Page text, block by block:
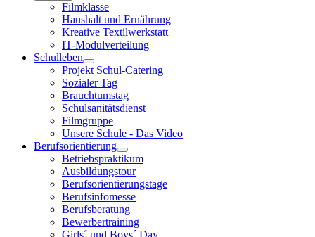
Filmklasse
Haushalt und Ernährung
Kreative Textilwerkstatt
IT-Modulverteilung
Schulleben
Projekt Schul-Catering
Sozialer Tag
Brauchtumstag
Schulsanitätsdienst
Filmgruppe
Unsere Schule - Das Video
Berufsorientierung
Betriebspraktikum
Ausbildungstour
Berufsorientierungstage
Berufsinfomesse
Berufsberatung
Bewerbertraining
Girls´ und Boys´ Day